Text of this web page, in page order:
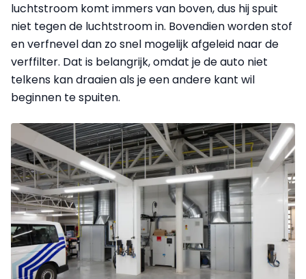
luchtstroom komt immers van boven, dus hij spuit
niet tegen de luchtstroom in. Bovendien worden stof
en verfnevel dan zo snel mogelijk afgeleid naar de
verffilter. Dat is belangrijk, omdat je de auto niet
telkens kan draaien als je een andere kant wil
beginnen te spuiten.